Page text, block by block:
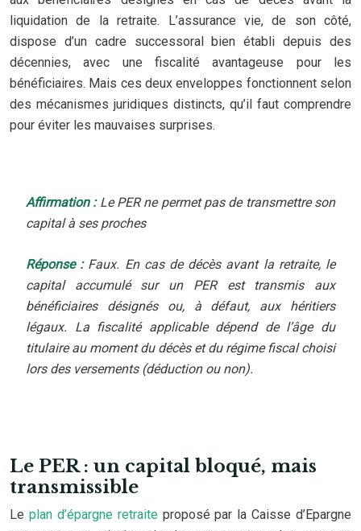
liquidation de la retraite. L’assurance vie, de son côté,
dispose d’un cadre successoral bien établi depuis des
décennies, avec une fiscalité avantageuse pour les
bénéficiaires. Mais ces deux enveloppes fonctionnent selon
des mécanismes juridiques distincts, qu’il faut comprendre
pour éviter les mauvaises surprises.
Affirmation :Le PER ne permet pas de transmettre son
capital à ses proches
Réponse :Faux. En cas de décès avant la retraite, le
capital accumulé sur un PER est transmis aux
bénéficiaires désignés ou, à défaut, aux héritiers
légaux. La fiscalité applicable dépend de l’âge du
titulaire au moment du décès et du régime fiscal choisi
lors des versements (déduction ou non).
Le PER : un capital bloqué, mais
transmissible
Le plan d’épargne retraiteproposé par la Caisse d’Epargne